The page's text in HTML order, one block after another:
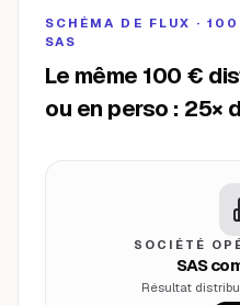
SCHÉMA DE FLUX ·
SAS
Le même 100 €
ou en perso : 25×
SOCIÉTÉ
SAS
Résultat